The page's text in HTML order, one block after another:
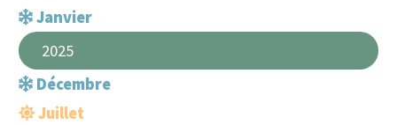
Janvier
2025
Décembre
Juillet